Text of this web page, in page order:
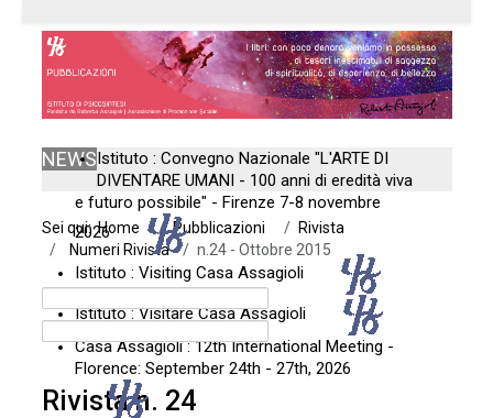
NEWSIstituto : Convegno Nazionale "L'ARTE DI
DIVENTARE UMANI - 100 anni di eredità viva
e futuro possibile" - Firenze 7-8 novembre
2026
Istituto : Visiting Casa Assagioli
Istituto : Visitare Casa Assagioli
Casa Assagioli : 12th International Meeting -
Florence: September 24th - 27th, 2026
Sei qui:Home Pubblicazioni
Rivista
Numeri Rivista
n.24 - Ottobre 2015
Rivista n. 24